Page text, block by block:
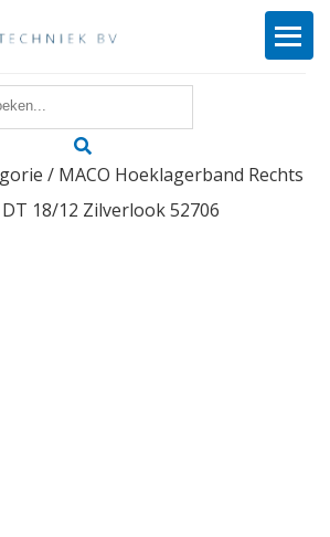
/ MACO Hoeklagerband Rechts
18/12 Zilverlook 52706